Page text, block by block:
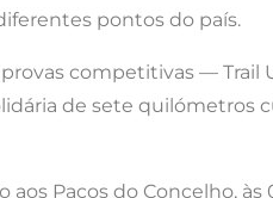
pontos do país.
competitivas — Trail
de sete quilómetros
Paços do Concelho, às